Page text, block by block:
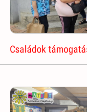
Családok